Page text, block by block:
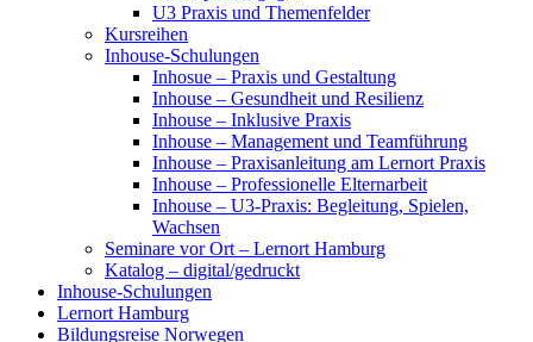
U3 Praxis und Themenfelder
Kursreihen
Inhouse-Schulungen
Inhosue – Praxis und Gestaltung
Inhouse – Gesundheit und Resilienz
Inhouse – Inklusive Praxis
Inhouse – Management und Teamführung
Inhouse – Praxisanleitung am Lernort Praxis
Inhouse – Professionelle Elternarbeit
Inhouse – U3-Praxis: Begleitung, Spielen,
Wachsen
Seminare vor Ort – Lernort Hamburg
Katalog – digital/gedruckt
Inhouse-Schulungen
Lernort Hamburg
Bildungsreise Norwegen